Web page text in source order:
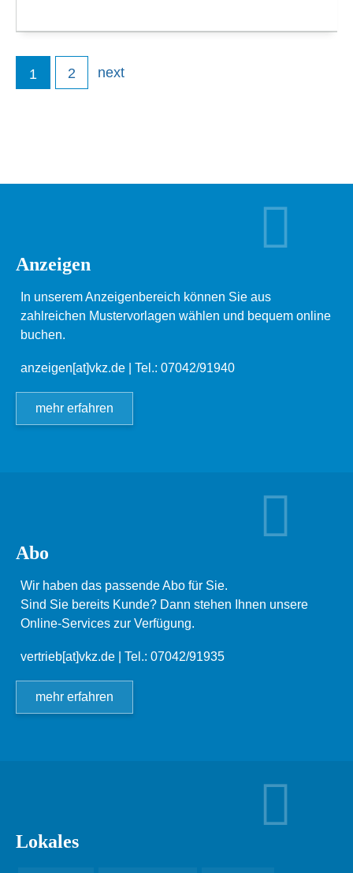
1 2 next
Anzeigen
In unserem Anzeigenbereich können Sie aus
zahlreichen Mustervorlagen wählen und bequem online
buchen.
anzeigen[at]vkz.de | Tel.: 07042/91940
mehr erfahren
Abo
Wir haben das passende Abo für Sie.
Sind Sie bereits Kunde? Dann stehen Ihnen unsere
Online-Services zur Verfügung.
vertrieb[at]vkz.de | Tel.: 07042/91935
mehr erfahren
Lokales